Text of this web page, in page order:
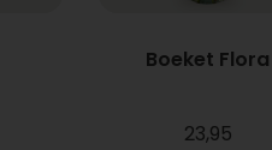
Boeket Flora
23,95